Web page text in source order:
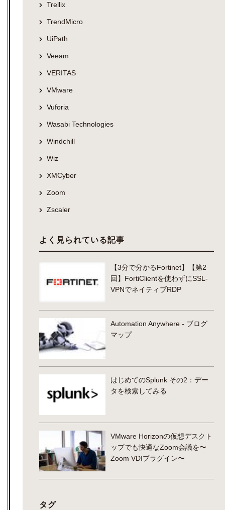
Trellix
TrendMicro
UiPath
Veeam
VERITAS
VMware
Vuforia
Wasabi Technologies
Windchill
Wiz
XMCyber
Zoom
Zscaler
よく見られている記事
【3分で分かるFortinet】【第2
回】FortiClientを使わずにSSL-
VPNでネイティブRDP
Automation Anywhere - ブログ
マップ
はじめてのSplunk その2：デー
タを検索してみる
VMware Horizonの仮想デスクト
ップでも快適なZoom会議を〜
Zoom VDIプラグイン〜
タグ